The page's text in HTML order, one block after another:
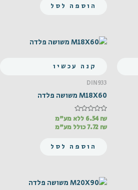
הוספה לסל
קנה עכשיו
DIN933
M18X60 משושה פלדה
דורג
מתוך
6.54₪
ללא מע"מ
7.72 ₪ כולל מע"מ
הוספה לסל